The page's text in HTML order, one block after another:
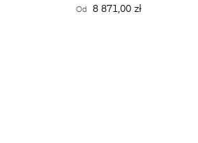
Od Cena
8 871,00 zł